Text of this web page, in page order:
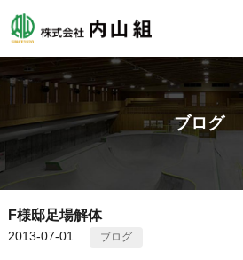
ブログ
F様邸足場解体
2013-07-01 ブログ